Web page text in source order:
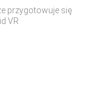
przygotowuje się
VR